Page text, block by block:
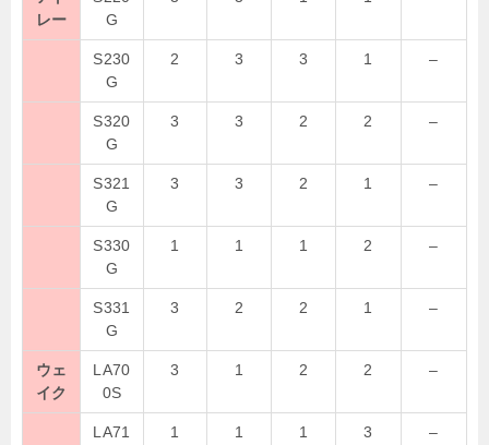
レー
G
S230
G
2 3 3 1 –
S320
G
3 3 2 2 –
S321
G
3 3 2 1 –
S330
G
1 1 1 2 –
S331
G
3 2 2 1 –
ウェ
イク
LA70
0S
3 1 2 2 –
LA71
1 1 1 3 –